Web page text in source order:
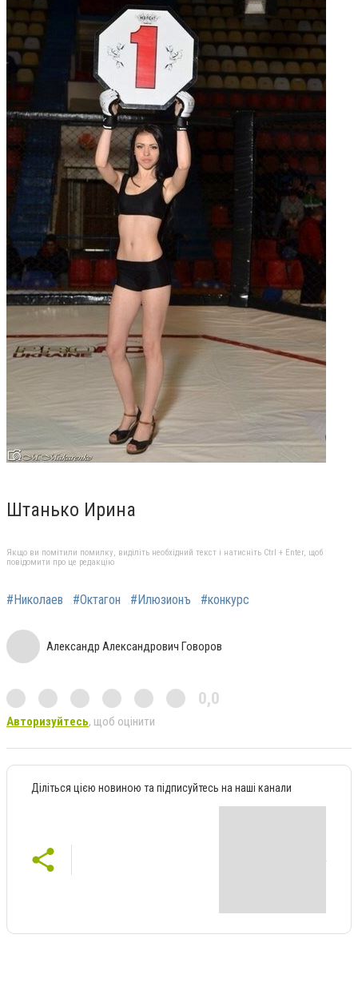
Штанько Ирина
Якщо ви помітили помилку, виділіть необхідний текст і натисніть Ctrl + Enter, щоб
повідомити про це редакцію
#Николаев #Октагон #Илюзионъ #конкурс
Александр Александрович Говоров
0,0
Авторизуйтесь, щоб оцінити
Діліться цією новиною та підписуйтесь на наші канали